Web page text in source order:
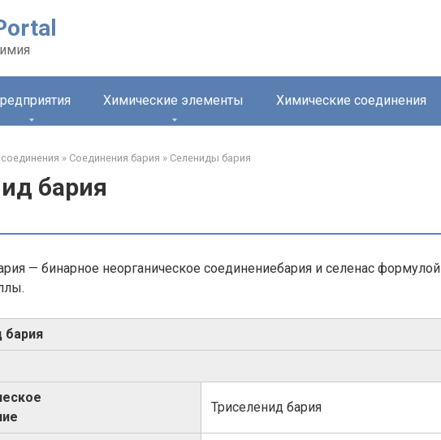
Химические элементы Химические соединения
» Соединения бария » Селениды бария‎
бария
— бинарное неорганическое соединениебария и селенас формулой
бария
Триселенид бария